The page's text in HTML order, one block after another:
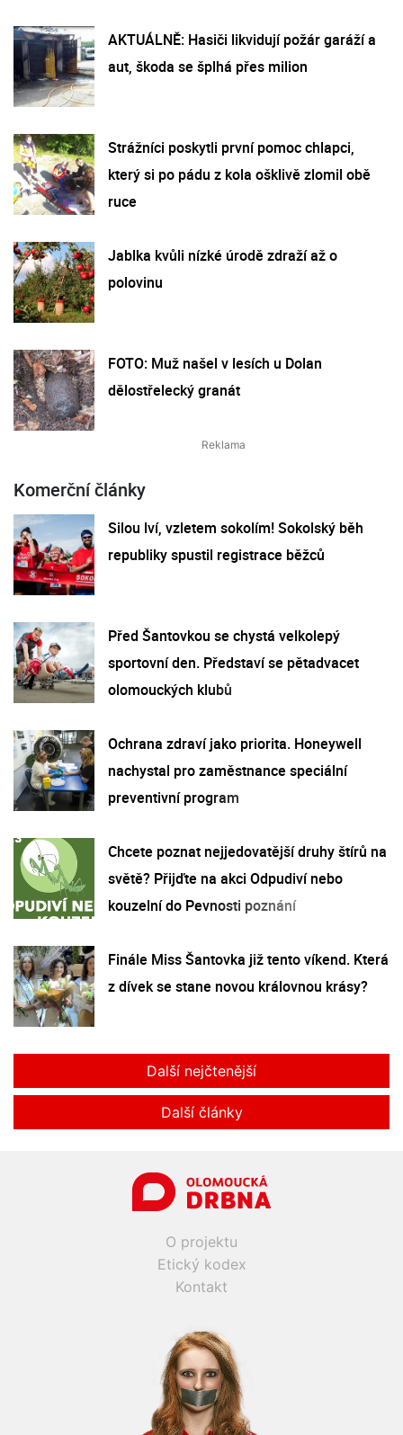
AKTUÁLNĚ: Hasiči likvidují požár garáží a
aut, škoda se šplhá přes milion
Strážníci poskytli první pomoc chlapci,
který si po pádu z kola ošklivě zlomil obě
ruce
Jablka kvůli nízké úrodě zdraží až o
polovinu
FOTO: Muž našel v lesích u Dolan
dělostřelecký granát
Komerční články
Silou lví, vzletem sokolím! Sokolský běh
republiky spustil registrace běžců
Před Šantovkou se chystá velkolepý
sportovní den. Představí se pětadvacet
olomouckých klubů
Ochrana zdraví jako priorita. Honeywell
nachystal pro zaměstnance speciální
preventivní program
Chcete poznat nejjedovatější druhy štírů na
světě? Přijďte na akci Odpudiví nebo
kouzelní do Pevnosti poznání
Finále Miss Šantovka již tento víkend. Která
z dívek se stane novou královnou krásy?
Další nejčtenější
Další články
O projektu
Etický kodex
Kontakt